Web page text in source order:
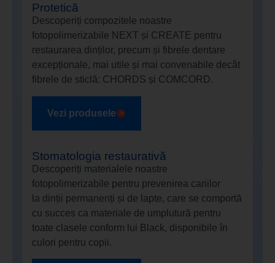
Protetică
Descoperiți compozitele noastre
fotopolimerizabile NEXT și CREATE pentru
restaurarea dinților, precum și fibrele dentare
excepționale, mai utile și mai convenabile decât
fibrele de sticlă: CHORDS și COMCORD.
Vezi produsele
Stomatologia restaurativă
Descoperiți materialele noastre
fotopolimerizabile pentru prevenirea cariilor
la dinții permanenți și de lapte, care se comportă
cu succes ca materiale de umplutură pentru
toate clasele conform lui Black, disponibile în
culori pentru copii.